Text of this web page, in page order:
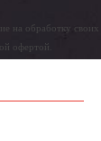
на обработку своих
офертой.